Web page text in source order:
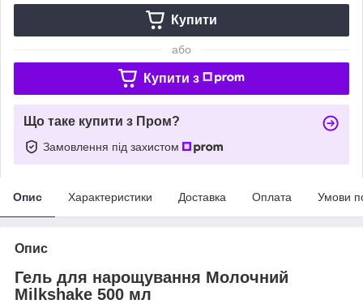
Купити
або
Купити з
Що таке купити з Пром?
Замовлення під захистом
Опис Характеристики Доставка Оплата Умови
Опис
Гель для нарощування Молочний
Milkshake 500 мл